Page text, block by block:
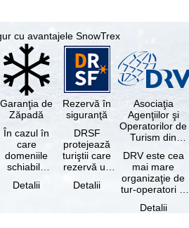
cu avantajele SnowTrex
Garanţia de
Zăpadă
În cazul în
care
domeniile
schiabile
skipass-ul
Detalii
Rezervă în
siguranţă
DRSF
protejează
turiştii care
rezervă un
sau servicii
Detalii
Asociaţia
Agenţiilor şi
Operatorilor de
Turism din
DRV este cea
mai mare
organizaţie de
tur-operatori şi
turism din
Detalii